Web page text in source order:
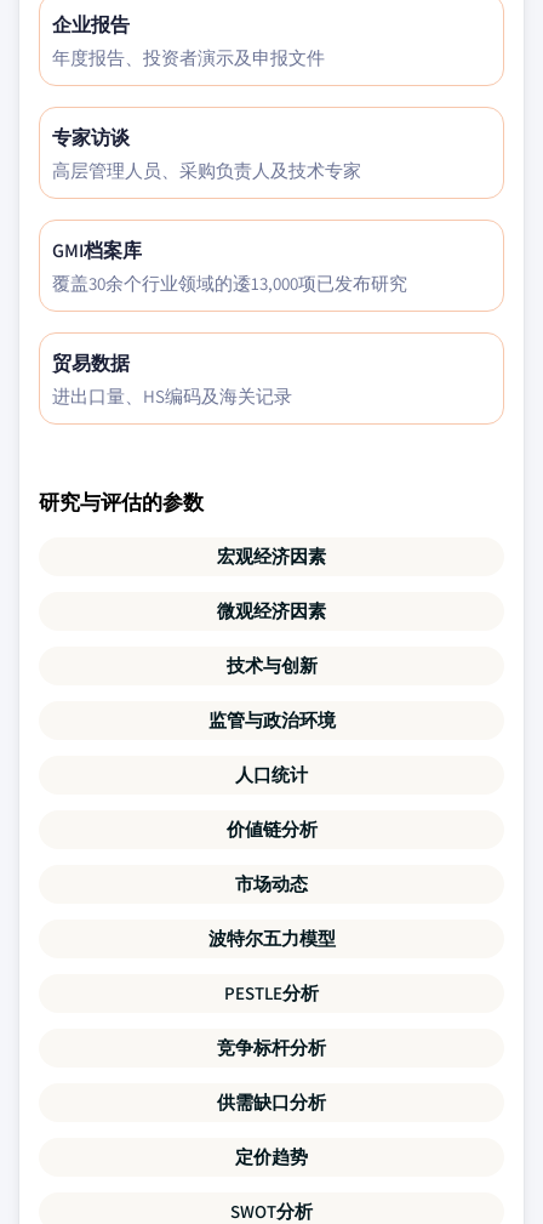
企业报告
年度报告、投资者演示及申报文件
专家访谈
高层管理人员、采购负责人及技术专家
GMI档案库
覆盖30余个行业领域的逶13,000项已发布研究
贸易数据
进出口量、HS编码及海关记录
研究与评估的参数
宏观经济因素
微观经济因素
技术与创新
监管与政治环境
人口统计
价値链分析
市场动态
波特尔五力模型
PESTLE分析
竞争标杆分析
供需缺口分析
定价趋势
SWOT分析